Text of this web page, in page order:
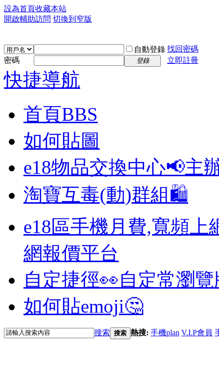
設為首頁收藏本站
開啟輔助訪問 切換到窄版
自動登錄 找回密碼
密碼
登錄 立即註冊
快捷導航
首頁BBS
如何貼圖
e18物品交換中心📢主
淘寶互毒(動)群組🛍️
e18區手機月費,寬頻上
網報價平台
自定捷徑👀自定常瀏
如何貼emoji🤔
搜索 搜索 熱搜: 手機plan V.I.P會員